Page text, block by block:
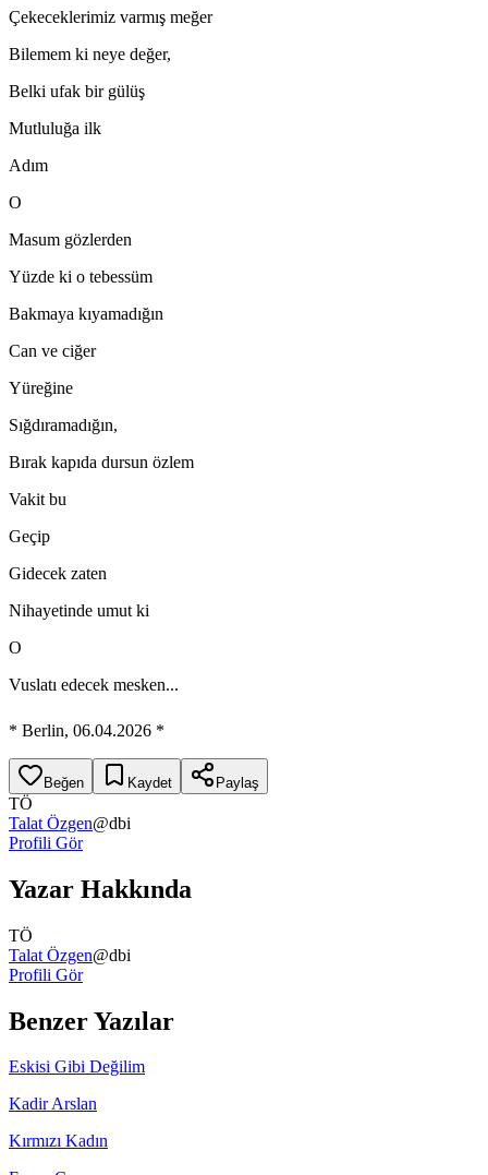
Çekeceklerimiz varmış meğer
Bilemem ki neye değer,
Belki ufak bir gülüş
Mutluluğa ilk
Adım
O
Masum gözlerden
Yüzde ki o tebessüm
Bakmaya kıyamadığın
Can ve ciğer
Yüreğine
Sığdıramadığın,
Bırak kapıda dursun özlem
Vakit bu
Geçip
Gidecek zaten
Nihayetinde umut ki
O
Vuslatı edecek mesken...
* Berlin, 06.04.2026 *
Beğen Kaydet Paylaş
TÖ
Talat Özgen@dbi
Profili Gör
Yazar Hakkında
TÖ
Talat Özgen@dbi
Profili Gör
Benzer Yazılar
Eskisi Gibi Değilim
Kadir Arslan
Kırmızı Kadın